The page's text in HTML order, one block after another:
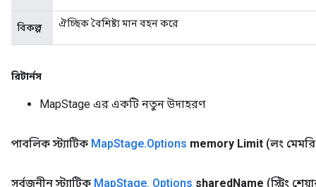
বিকল্প ঐচ্ছিক বৈশিষ্ট্য মান বহন করে
রিটার্নস
MapStage এর একটি নতুন উদাহরণ
পাবলিক স্ট্যাটিক MapStage.Options memory Limit (লং
সর্বজনীন স্ট্যাটিক MapStage. Options sharedName (স্ট্রিং